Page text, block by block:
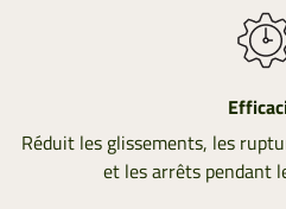
Réduit les glissements, les
et les arrêts pendant